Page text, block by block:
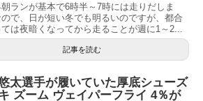
ランが基本で6時半～7時には走りだしま
で、日が短い冬でも明るいのですが、都合
は夜暗くなってから走ることが週に1～2...
記事を読む
太選手が履いていた厚底シューズ
ズーム ヴェイパーフライ 4％が